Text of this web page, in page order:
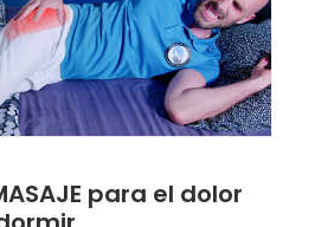
para el dolor